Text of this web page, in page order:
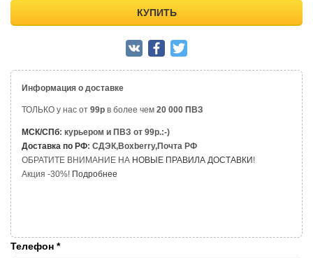
КУПИТЬ
Информация о доставке
ТОЛЬКО у нас от 99р в более чем 20 000 ПВЗ
МСК/СПб: курьером и ПВЗ от 99р.:-)
Доставка по РФ: СДЭК,Boxberry,Почта РФ
ОБРАТИТЕ ВНИМАНИЕ НА НОВЫЕ ПРАВИЛА ДОСТАВКИ!
Акция -30%! Подробнее
Телефон *